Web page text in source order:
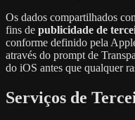
Os dados compartilhados
fins de publicidade de
conforme definido pela
através do prompt de
do iOS antes que qualquer
Serviços de